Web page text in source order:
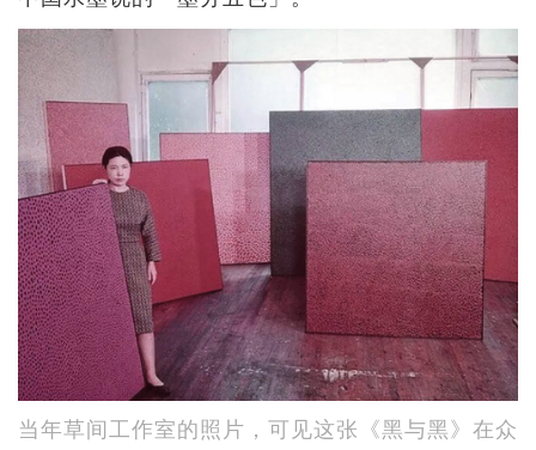
当年草间工作室的照片，可见这张《黑与黑》在众